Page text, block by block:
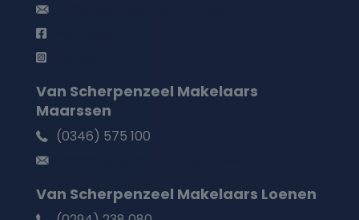
Van Scherpenzeel Makelaars
Maarssen
(0346) 575 100
Van Scherpenzeel Makelaars Loenen